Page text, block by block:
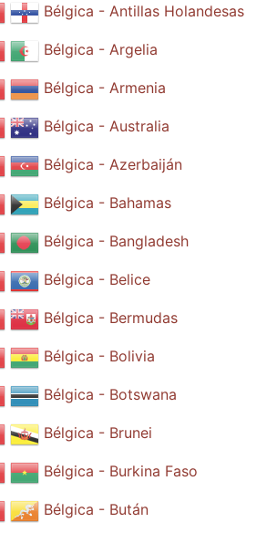
Bélgica - Antillas Holandesas
Bélgica - Argelia
Bélgica - Armenia
Bélgica - Australia
Bélgica - Azerbaiján
Bélgica - Bahamas
Bélgica - Bangladesh
Bélgica - Belice
Bélgica - Bermudas
Bélgica - Bolivia
Bélgica - Botswana
Bélgica - Brunei
Bélgica - Burkina Faso
Bélgica - Bután